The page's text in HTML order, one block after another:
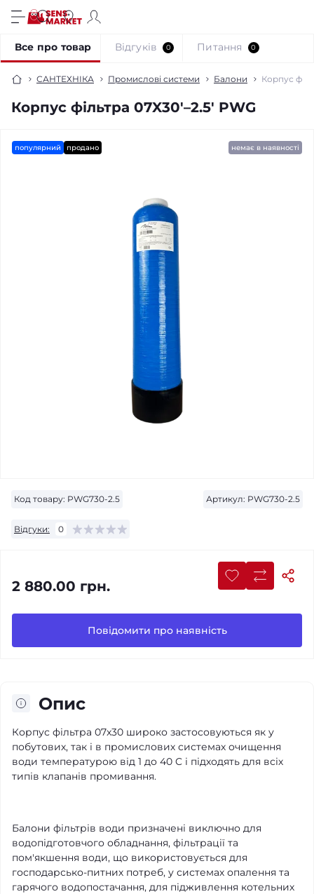
САНТЕХНІКА Промислові системи Балони Корпус
Корпус фільтра 07X30'–2.5' PWG
Все про товар Відгуків 0 Питання 0
популярний продано немає в наявності
Код товару: PWG730-2.5 Артикул: PWG730-2.5
Відгуки: 0
2 880.00 грн.
Повідомити про наявність
Опис
Корпус фільтра 07x30 широко застосовуються як у
побутових, так і в промислових системах очищення
води температурою від 1 до 40 C і підходять для всіх
типів клапанів промивання.
Балони фільтрів води призначені виключно для
водопідготовчого обладнання, фільтрації та
пом'якшення води, що використовується для
господарсько-питних потреб, у системах опалення та
гарячого водопостачання, для підживлення котельних